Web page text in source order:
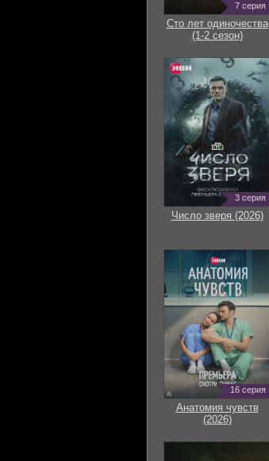
7 серия
Сто лет одиночества
(1-2 сезон)
3 серия
Число зверя (2026)
16 серия
Анатомия чувств
(2026)